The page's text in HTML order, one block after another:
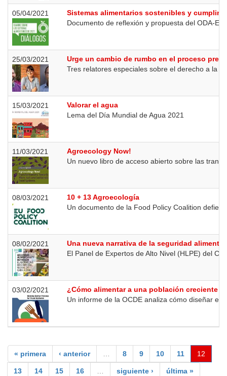
05/04/2021
Sistemas alimentarios sostenibles y
Documento de reflexión y propuesta del ODA-E
25/03/2021
Urge un cambio de rumbo en el proceso
Tres relatores especiales sobre el derecho a la
15/03/2021
Valorar el agua
Lema del Día Mundial de Agua 2021
11/03/2021
Agroecology Now!
Un nuevo libro de acceso abierto sobre las
08/03/2021
10 + 13 Agroecología
Un documento de la Food Policy Coalition
08/02/2021
Una nueva narrativa de la seguridad
El Panel de Expertos de Alto Nivel (HLPE) del
03/02/2021
¿Cómo alimentar a una población creciente
Un informe de la OCDE analiza cómo diseñar e
« primera ‹ anterior … 8 9 10 11 12
13 14 15 16 … siguiente › última »